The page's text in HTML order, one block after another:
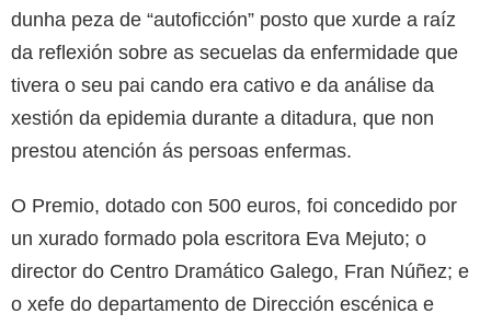
dunha peza de “autoficción” posto que xurde a raíz
da reflexión sobre as secuelas da enfermidade que
tivera o seu pai cando era cativo e da análise da
xestión da epidemia durante a ditadura, que non
prestou atención ás persoas enfermas.
O Premio, dotado con 500 euros, foi concedido por
un xurado formado pola escritora Eva Mejuto; o
director do Centro Dramático Galego, Fran Núñez; e
o xefe do departamento de Dirección escénica e